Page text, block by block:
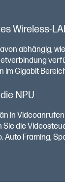
Wireless-
abhängig,
Gigabit-
NPU
in
Sie die
Auto Framing,